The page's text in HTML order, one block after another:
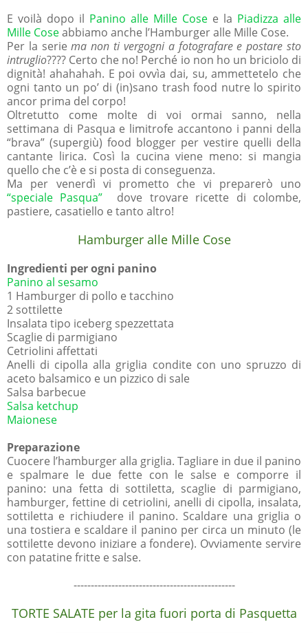
E voilà dopo il Panino alle Mille Cose e la Piadizza alle
Mille Coseabbiamo anche l’Hamburger alle Mille Cose.
Per la seriema non ti vergogni a fotografare e postare sto
intruglio???? Certo che no! Perché io non ho un briciolo di
dignità! ahahahah. E poi ovvìa dai, su, ammettetelo che
ogni tanto un po’ di (in)sano trash food nutre lo spirito
ancor prima del corpo!
Oltretutto come molte di voi ormai sanno, nella
settimana di Pasqua e limitrofe accantono i panni della
“brava” (supergiù) food blogger per vestire quelli della
cantante lirica. Così la cucina viene meno: si mangia
quello che c’è e si posta di conseguenza.
Ma per venerdì vi prometto che vi preparerò uno
“speciale Pasqua” dove trovare ricette di colombe,
pastiere, casatiello e tanto altro!
Hamburger alle Mille Cose
Ingredienti per ogni panino
Panino al sesamo
1 Hamburger di pollo e tacchino
2 sottilette
Insalata tipo iceberg spezzettata
Scaglie di parmigiano
Cetriolini affettati
Anelli di cipolla alla griglia condite con uno spruzzo di
aceto balsamico e un pizzico di sale
Salsa barbecue
Salsa ketchup
Maionese
Preparazione
Cuocere l’hamburger alla griglia. Tagliare in due il panino
e spalmare le due fette con le salse e comporre il
panino: una fetta di sottiletta, scaglie di parmigiano,
hamburger, fettine di cetriolini, anelli di cipolla, insalata,
sottiletta e richiudere il panino. Scaldare una griglia o
una tostiera e scaldare il panino per circa un minuto (le
sottilette devono iniziare a fondere). Ovviamente servire
con patatine fritte e salse.
-----------------------------------------------
TORTE SALATE per la gita fuori porta di Pasquetta